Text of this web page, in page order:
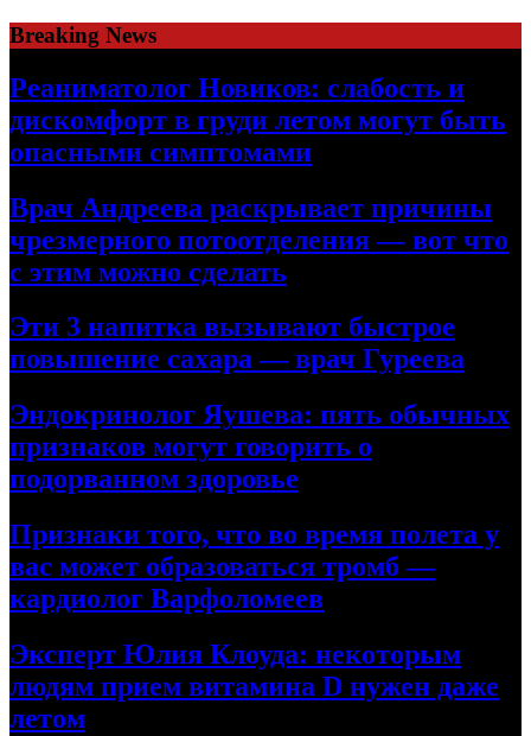
Skip
to
content
Breaking News
Реаниматолог Новиков: слабость и
дискомфорт в груди летом могут быть
опасными симптомами
Врач Андреева раскрывает причины
чрезмерного потоотделения — вот что
с этим можно сделать
Эти 3 напитка вызывают быстрое
повышение сахара — врач Гуреева
Эндокринолог Яушева: пять обычных
признаков могут говорить о
подорванном здоровье
Признаки того, что во время полета у
вас может образоваться тромб —
кардиолог Варфоломеев
Эксперт Юлия Клоуда: некоторым
людям прием витамина D нужен даже
летом